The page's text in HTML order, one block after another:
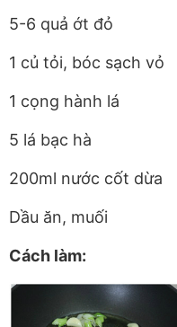
5-6 quả ớt đỏ
1 củ tỏi, bóc sạch vỏ
1 cọng hành lá
5 lá bạc hà
200ml nước cốt dừa
Dầu ăn, muối
Cách làm: